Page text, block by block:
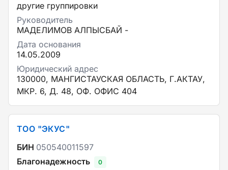
другие группировки
Руководитель
МАДЕЛИМОВ АЛПЫСБАЙ -
Дата основания
14.05.2009
Юридический адрес
130000, МАНГИСТАУСКАЯ ОБЛАСТЬ, Г.АКТАУ,
МКР. 6, Д. 48, ОФ. ОФИС 404
ТОО "ЭКУС"
БИН 050540011597
Благонадежность
0